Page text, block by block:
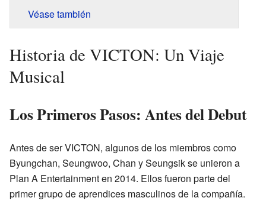
Véase también
Historia de VICTON: Un Viaje
Musical
Los Primeros Pasos: Antes del Debut
Antes de ser VICTON, algunos de los miembros como
Byungchan, Seungwoo, Chan y Seungsik se unieron a
Plan A Entertainment en 2014. Ellos fueron parte del
primer grupo de aprendices masculinos de la compañía.